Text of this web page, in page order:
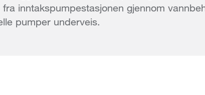
inntakspumpestasjonen gjennom
pumper underveis.